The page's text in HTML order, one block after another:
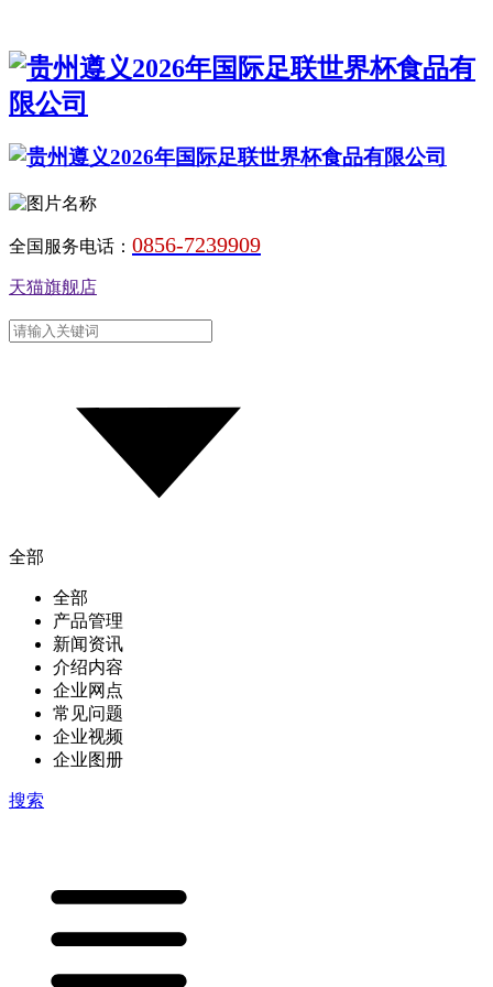
全国服务电话： 0856-7239909
天猫旗舰店
全部
全部
产品管理
新闻资讯
介绍内容
企业网点
常见问题
企业视频
企业图册
搜索